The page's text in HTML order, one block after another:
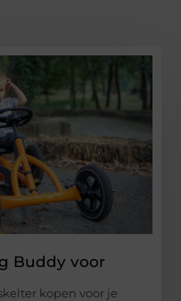
Buddy voor
kopen voor je